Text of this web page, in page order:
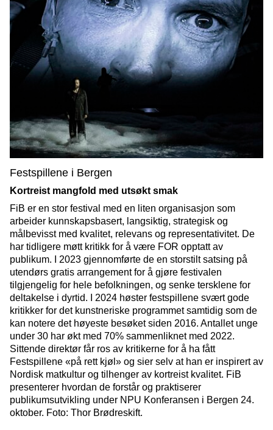
Festspillene i Bergen
Kortreist mangfold med utsøkt smak
FiB er en stor festival med en liten organisasjon som
arbeider kunnskapsbasert, langsiktig, strategisk og
målbevisst med kvalitet, relevans og representativitet. De
har tidligere møtt kritikk for å være FOR opptatt av
publikum. I 2023 gjennomførte de en storstilt satsing på
utendørs gratis arrangement for å gjøre festivalen
tilgjengelig for hele befolkningen, og senke tersklene for
deltakelse i dyrtid. I 2024 høster festspillene svært gode
kritikker for det kunstneriske programmet samtidig som de
kan notere det høyeste besøket siden 2016. Antallet unge
under 30 har økt med 70% sammenliknet med 2022.
Sittende direktør får ros av kritikerne for å ha fått
Festspillene «på rett kjøl» og sier selv at han er inspirert av
Nordisk matkultur og tilhenger av kortreist kvalitet. FiB
presenterer hvordan de forstår og praktiserer
publikumsutvikling under NPU Konferansen i Bergen 24.
oktober. Foto: Thor Brødreskift.